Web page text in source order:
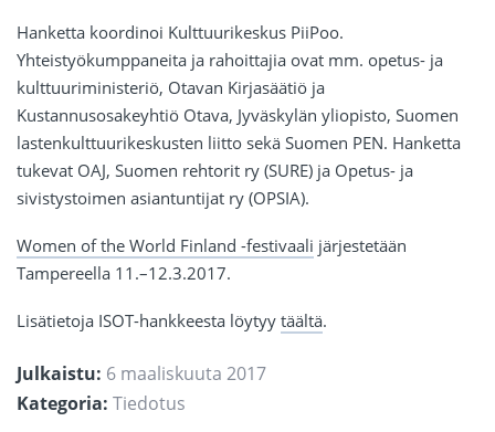
Hanketta koordinoi Kulttuurikeskus PiiPoo.
Yhteistyökumppaneita ja rahoittajia ovat mm. opetus- ja
kulttuuriministeriö, Otavan Kirjasäätiö ja
Kustannusosakeyhtiö Otava, Jyväskylän yliopisto, Suomen
lastenkulttuurikeskusten liitto sekä Suomen PEN. Hanketta
tukevat OAJ, Suomen rehtorit ry (SURE) ja Opetus- ja
sivistystoimen asiantuntijat ry (OPSIA).
Women of the World Finland -festivaali järjestetään
Tampereella 11.–12.3.2017.
Lisätietoja ISOT-hankkeesta löytyy täältä.
Julkaistu: 6 maaliskuuta 2017
Kategoria: Tiedotus